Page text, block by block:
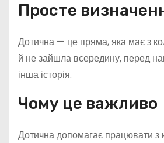
Просте
Дотична — це пряма, яка має з
й не зайшла всередину, перед
інша історія.
Чому це важливо
Дотична допомагає працювати з